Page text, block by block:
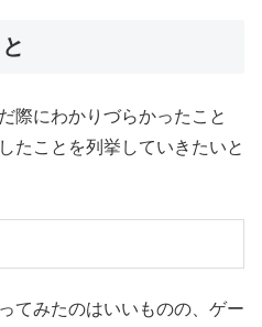
際にわかりづらかったこと
たことを列挙していきたいと
てみたのはいいものの、ゲー